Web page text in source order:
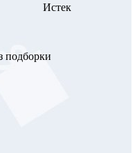
Истек
подборки